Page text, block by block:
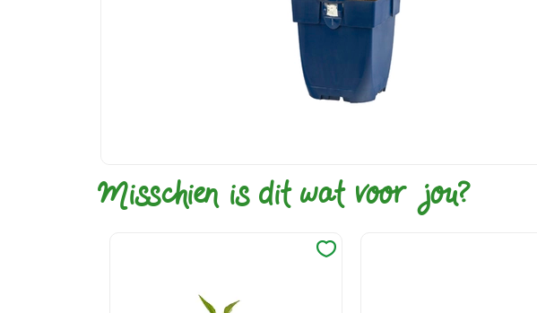
Misschien is dit wat voor jou?